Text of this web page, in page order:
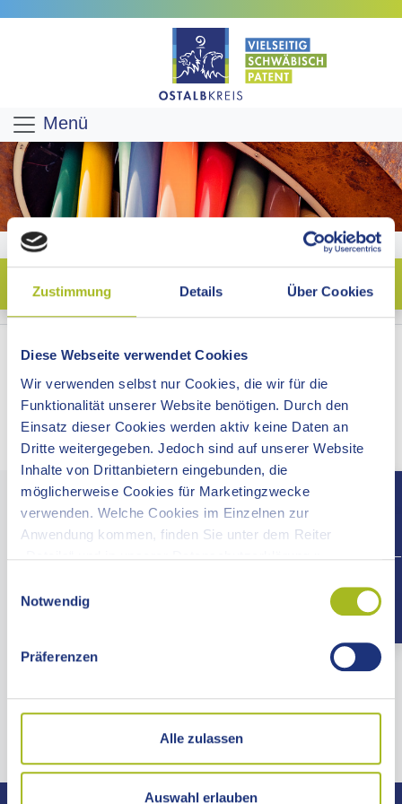
Zustimmung Details Über Cookies
Diese Webseite verwendet Cookies
Wir verwenden selbst nur Cookies, die wir für die
Funktionalität unserer Website benötigen. Durch den
Einsatz dieser Cookies werden aktiv keine Daten an
Dritte weitergegeben. Jedoch sind auf unserer Website
Inhalte von Drittanbietern eingebunden, die
möglicherweise Cookies für Marketingzwecke
verwenden. Welche Cookies im Einzelnen zur
Anwendung kommen, finden Sie unter dem Reiter
Notwendig
Präferenzen
Alle zulassen
Auswahl erlauben
Menü
PRESSEEINLADUNG
LANDRATSAMT OSTALBKREIS
Pressestelle
Telefon 07361 503-1312
ANFAHRT